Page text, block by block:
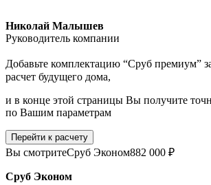
Николай Малышев
Руководитель компании
Добавьте комплектацию “Сруб премиум”
расчет будущего дома,
и в конце этой страницы Вы получите
по Вашим параметрам
Перейти к расчету
Вы смотритеСруб Эконом882 000 ₽
Сруб Эконом